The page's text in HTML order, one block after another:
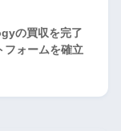
の買収を完了
フォームを確立